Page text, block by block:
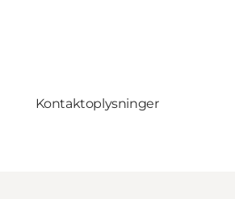
Kontaktoplysninger